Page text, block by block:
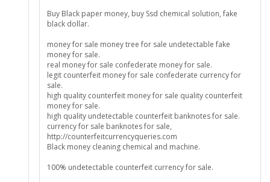
Buy Black paper money, buy Ssd chemical solution, fake
black dollar.
money for sale money tree for sale undetectable fake
money for sale.
real money for sale confederate money for sale.
legit counterfeit money for sale confederate currency for
sale.
high quality counterfeit money for sale quality counterfeit
money for sale.
high quality undetectable counterfeit banknotes for sale.
currency for sale banknotes for sale,
http://counterfeitcurrencyqueries.com
Black money cleaning chemical and machine.
100% undetectable counterfeit currency for sale.